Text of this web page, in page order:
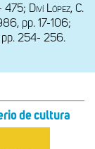
475;
pp. 254- 256.
de cultura